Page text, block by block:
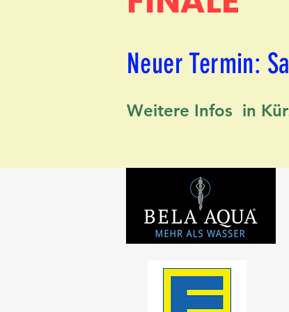
Neuer Termin:
Weitere Infos in